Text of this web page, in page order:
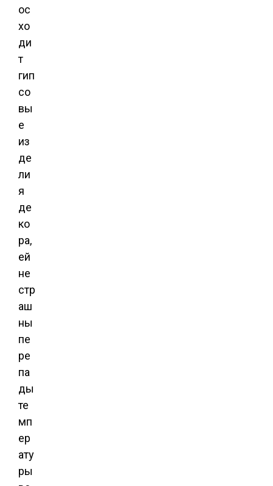
ос
хо
ди
т
гип
со
вы
е
из
де
ли
я
де
ко
ра,
ей
не
стр
аш
ны
пе
ре
па
ды
те
мп
ер
ату
ры